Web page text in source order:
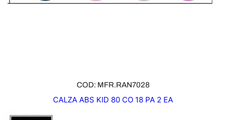
COD: MFR.RAN7028
CALZA ABS KID 80 CO 18 PA 2 EA